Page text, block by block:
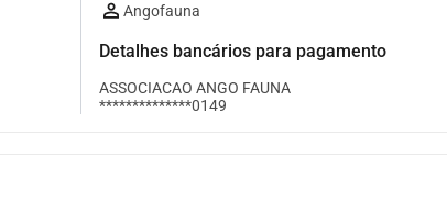
Angofauna
Detalhes bancários para pagamento
ASSOCIACAO ANGO FAUNA
**************0149